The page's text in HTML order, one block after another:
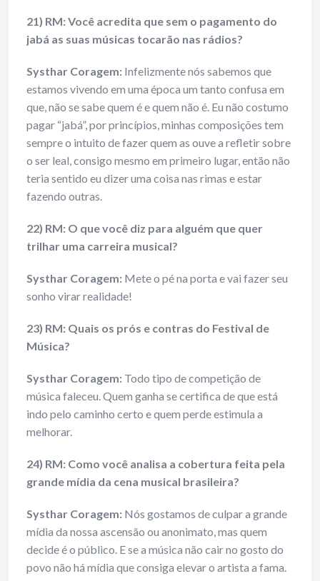
21) RM: Você acredita que sem o pagamento do
jabá as suas músicas tocarão nas rádios?
Systhar Coragem: Infelizmente nós sabemos que
estamos vivendo em uma época um tanto confusa em
que, não se sabe quem é e quem não é. Eu não costumo
pagar “jabá”, por princípios, minhas composições tem
sempre o intuito de fazer quem as ouve a refletir sobre
o ser leal, consigo mesmo em primeiro lugar, então não
teria sentido eu dizer uma coisa nas rimas e estar
fazendo outras.
22) RM: O que você diz para alguém que quer
trilhar uma carreira musical?
Systhar Coragem: Mete o pé na porta e vai fazer seu
sonho virar realidade!
23) RM: Quais os prós e contras do Festival de
Música?
Systhar Coragem: Todo tipo de competição de
música faleceu. Quem ganha se certifica de que está
indo pelo caminho certo e quem perde estimula a
melhorar.
24) RM: Como você analisa a cobertura feita pela
grande mídia da cena musical brasileira?
Systhar Coragem: Nós gostamos de culpar a grande
mídia da nossa ascensão ou anonimato, mas quem
decide é o público. E se a música não cair no gosto do
povo não há mídia que consiga elevar o artista a fama.